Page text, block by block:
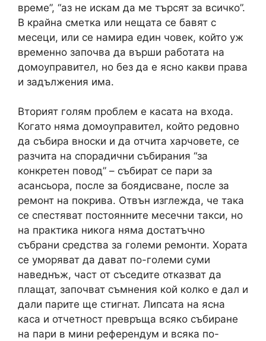
време”, “аз не искам да ме търсят за всичко”.
В крайна сметка или нещата се бавят с
месеци, или се намира един човек, който уж
временно започва да върши работата на
домоуправител, но без да е ясно какви права
и задължения има.
Вторият голям проблем е касата на входа.
Когато няма домоуправител, който редовно
да събира вноски и да отчита харчовете, се
разчита на спорадични събирания “за
конкретен повод” – събират се пари за
асансьора, после за боядисване, после за
ремонт на покрива. Отвън изглежда, че така
се спестяват постоянните месечни такси, но
на практика никога няма достатъчно
събрани средства за големи ремонти. Хората
се уморяват да дават по-големи суми
наведнъж, част от съседите отказват да
плащат, започват съмнения кой колко е дал и
дали парите ще стигнат. Липсата на ясна
каса и отчетност превръща всяко събиране
на пари в мини референдум и всяка по-